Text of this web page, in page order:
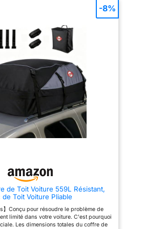
au
en
du
AÉRODYNAMIQUE : Réduit la
consommation de carburant et
assure une conduite plus
silencieuse grâce à sa forme
aérodynamique. Sécurité
avancée : équipé d'un système
de verrouillage de sécurité avec
fermeture centralisée et
protection avant contre
l'ouverture accidentelle.
Dimensions : couleur effet
carbone, poids d'environ 11,5
kg, dimensions extérieures 132
x 77 x 34,5 cm et dimensions
intérieures 123 x 67 x 33 cm,
avec ouverture à droite. Profil
maximal des barres de toit : 80
mm.
de Toit Voiture 559L Résistant,
de Toit Voiture Pliable
】Conçu pour résoudre le problème de
limité dans votre voiture. C'est pourquoi
Les dimensions totales du coffre de
-8%